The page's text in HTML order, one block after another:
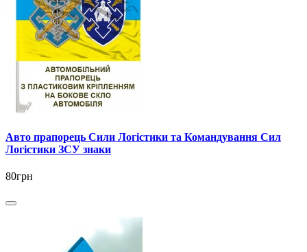
Авто прапорець Сили Логістики та Командування Сил
Логістики ЗСУ знаки
80грн